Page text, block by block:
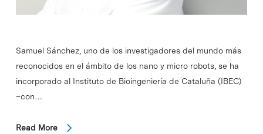
Samuel Sánchez, uno de los investigadores del mundo más
reconocidos en el ámbito de los nano y micro robots, se ha
incorporado al Instituto de Bioingeniería de Cataluña (IBEC)
–con…
Read More